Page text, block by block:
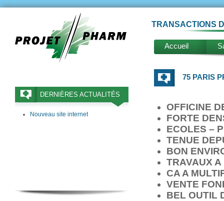
TRANSACTIONS
Accueil
DERNIÈRES ACTUALITÉS
Nouveau site internet
75 PARIS
OFFICINE
FORTE
ECOLES –
TENUE
BON
TRAVAUX
CA A
VENTE
BEL OUTIL